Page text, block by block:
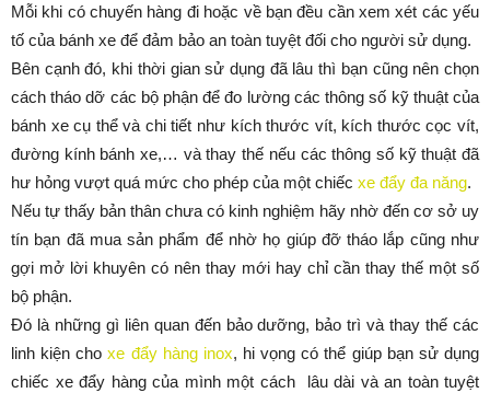
Mỗi khi có chuyến hàng đi hoặc về bạn đều cần xem xét các yếu
tố của bánh xe để đảm bảo an toàn tuyệt đối cho người sử dụng.
Bên cạnh đó, khi thời gian sử dụng đã lâu thì bạn cũng nên chọn
cách tháo dỡ các bộ phận để đo lường các thông số kỹ thuật của
bánh xe cụ thể và chi tiết như kích thước vít, kích thước cọc vít,
đường kính bánh xe,… và thay thế nếu các thông số kỹ thuật đã
hư hỏng vượt quá mức cho phép của một chiếc xe đẩy đa năng.
Nếu tự thấy bản thân chưa có kinh nghiệm hãy nhờ đến cơ sở uy
tín bạn đã mua sản phẩm để nhờ họ giúp đỡ tháo lắp cũng như
gợi mở lời khuyên có nên thay mới hay chỉ cần thay thế một số
bộ phận.
Đó là những gì liên quan đến bảo dưỡng, bảo trì và thay thế các
linh kiện choxe đẩy hàng inox, hi vọng có thể giúp bạn sử dụng
chiếc xe đẩy hàng của mình một cách lâu dài và an toàn tuyệt